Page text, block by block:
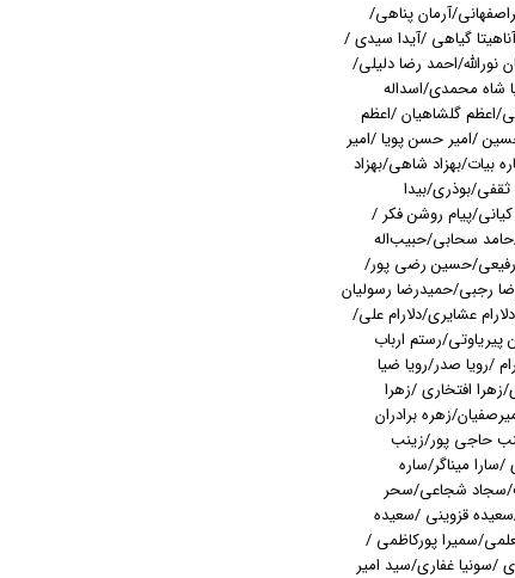
آرمان پناهی/
گیاهی /آیدا سیدی /
نورالله/احمد رضا دلیلی/
شاه محمدی/اسداله
اعظم گلشاهیان /اعظم
/امیر حسن پویا /امیر
بیات/بهزاد شاهی/بهزاد
ثقفی/بوذری/بیدا
پیام روشن فکر /
حامد سحابی/حبیب‌اله
رفیعی/حسین رضی پور/
رجبی/حمیدرضا رسولیان
عشایری/دلارام علی/
پیریاوتی/رستم ارباب
/رویا صدر/رویا ضیا
افتخاری /زهرا
زهره برادران
حاجی پور/زینب
میناگر/ساره
سجاد شجاعی/سحر
قزوینی /سعیده
سمیرا پورکاظمی /
سونیا غفاری/سید امیر